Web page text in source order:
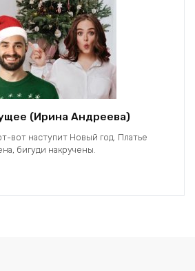
(Ирина Андреева)
вот наступит Новый год. Платье
бигуди накручены.